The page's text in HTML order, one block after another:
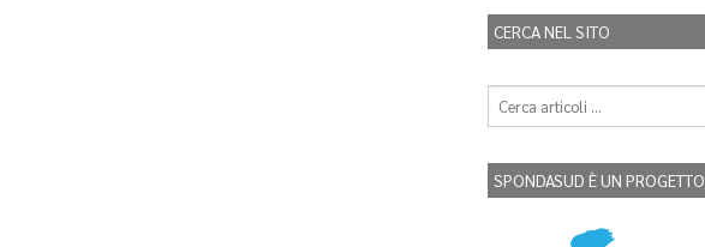
CERCA NEL SITO
SPONDASUD È UN PROGETTO